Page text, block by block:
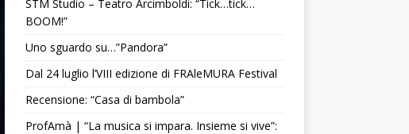
STM Studio – Teatro Arcimboldi: “Tick…tick…
BOOM!”
Uno sguardo su…”Pandora”
Dal 24 luglio l’VIII edizione di FRAleMURA Festival
Recensione: “Casa di bambola”
ProfAmà | “La musica si impara. Insieme si vive”: